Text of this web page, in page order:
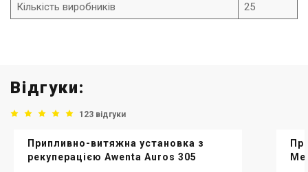
Кількість виробників
25
Відгуки:
123 відгуки
Припливно-витяжна установка з
рекуперацією Awenta Auros 305